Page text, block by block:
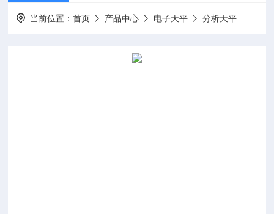
当前位置：首页 产品中心 电子天平 分析天平